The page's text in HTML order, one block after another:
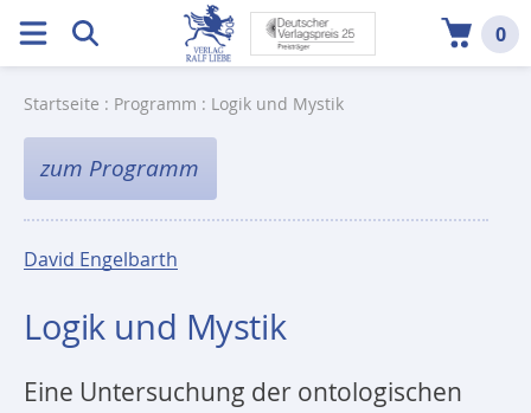
0
Startseite : Programm : Logik und Mystik
zum Programm
David Engelbarth
Logik und Mystik
Eine Untersuchung der ontologischen